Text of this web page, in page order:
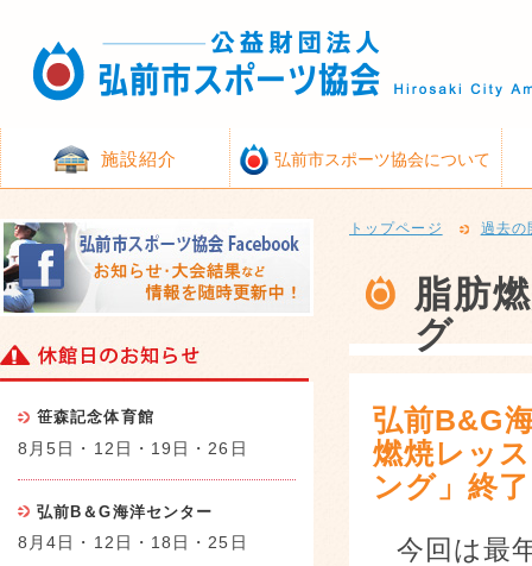
施設紹介 弘前市スポーツ協会について
トップページ 過去の
脂肪
グ
弘前B&G
燃焼レッ
ング」終
今回は最
笹森記念体育館
8月5日・12日・19日・26日
弘前B＆G海洋センター
8月4日・12日・18日・25日